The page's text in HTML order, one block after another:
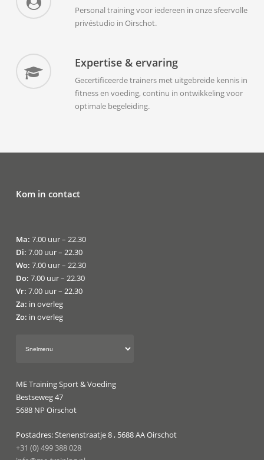
Personal training voor iedereen in onze sfeervolle
privéstudio in Oirschot.
Expertise & ervaring
Gecertificeerde trainers met uitgebreide kennis in
fitness en voeding, continu in ontwikkeling voor
optimale begeleiding.
Kom in contact
Ma: 7.00 uur – 22.30
Di: 7.00 uur – 22.30
Wo: 7.00 uur – 22.30
Do: 7.00 uur – 22.30
Vr: 7.00 uur – 22.30
Za: in overleg
Zo: in overleg
ME Training Sport & Voeding
Bestseweg 47
5688 NP Oirschot
Postadres: Stenenstraatje 8 , 5688 AA Oirschot
+31 (0) 499 388 028